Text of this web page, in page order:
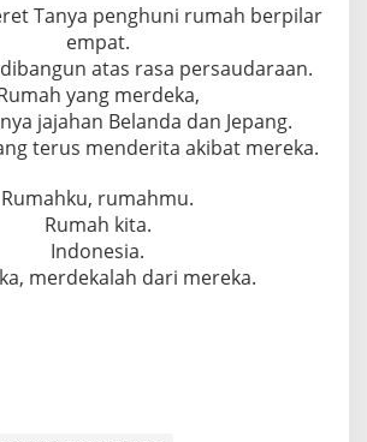
Tanya penghuni rumah berpilar
empat.
atas rasa persaudaraan.
yang merdeka,
jajahan Belanda dan Jepang.
terus menderita akibat mereka.
Rumahku, rumahmu.
Rumah kita.
Indonesia.
merdekalah dari mereka.